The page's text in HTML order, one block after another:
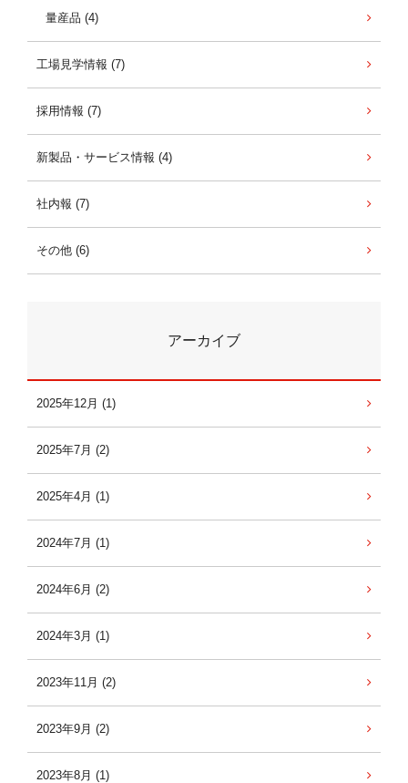
量産品 (4)
工場見学情報 (7)
採用情報 (7)
新製品・サービス情報 (4)
社内報 (7)
その他 (6)
アーカイブ
2025年12月 (1)
2025年7月 (2)
2025年4月 (1)
2024年7月 (1)
2024年6月 (2)
2024年3月 (1)
2023年11月 (2)
2023年9月 (2)
2023年8月 (1)